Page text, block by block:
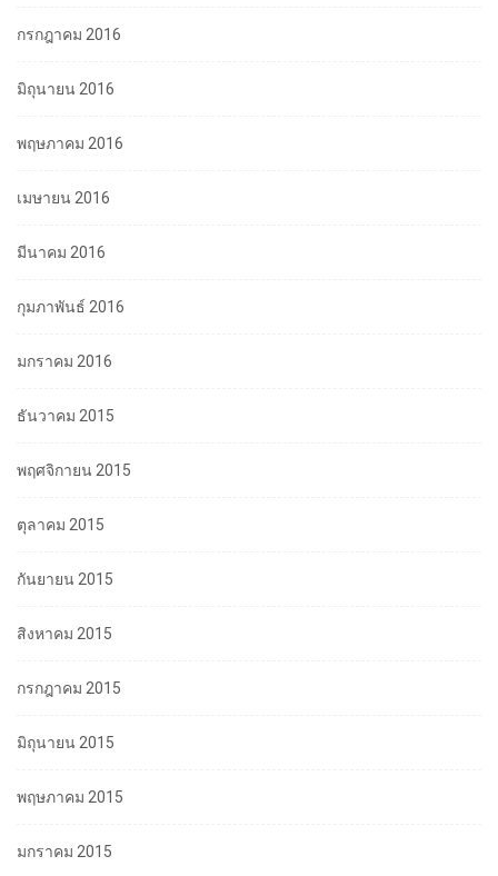
กรกฎาคม 2016
มิถุนายน 2016
พฤษภาคม 2016
เมษายน 2016
มีนาคม 2016
กุมภาพันธ์ 2016
มกราคม 2016
ธันวาคม 2015
พฤศจิกายน 2015
ตุลาคม 2015
กันยายน 2015
สิงหาคม 2015
กรกฎาคม 2015
มิถุนายน 2015
พฤษภาคม 2015
มกราคม 2015